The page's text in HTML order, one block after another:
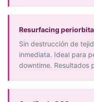
Resurfacing
Sin destrucción de
inmediata. Ideal para
downtime. Resultados